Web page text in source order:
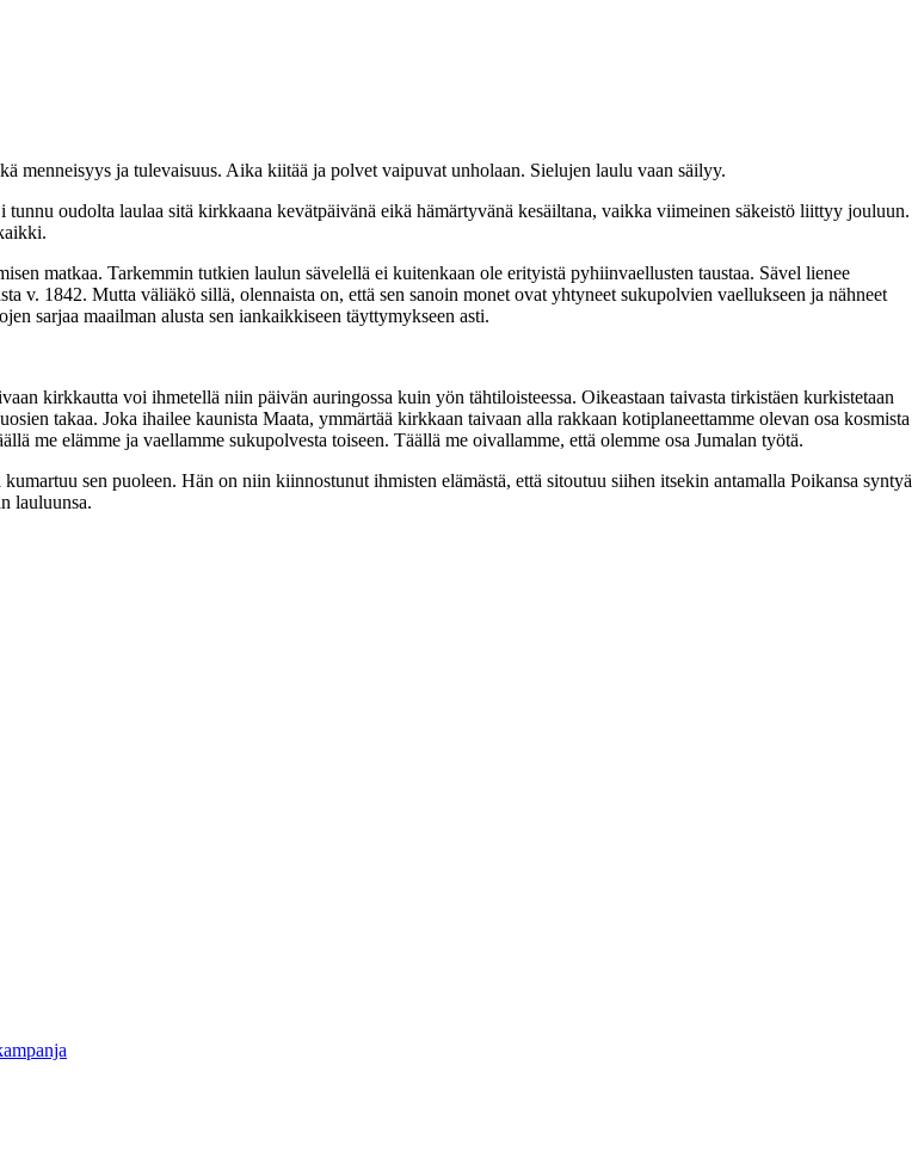
menneisyys ja tulevaisuus. Aika kiitää ja polvet vaipuvat unholaan. Sielujen laulu vaan säilyy.
oudolta laulaa sitä kirkkaana kevätpäivänä eikä hämärtyvänä kesäiltana, vaikka viimeinen säkeistö liittyy jouluun.
matkaa. Tarkemmin tutkien laulun sävelellä ei kuitenkaan ole erityistä pyhiinvaellusten taustaa. Sävel lienee
v. 1842. Mutta väliäkö sillä, olennaista on, että sen sanoin monet ovat yhtyneet sukupolvien vaellukseen ja nähneet
sarjaa maailman alusta sen iankaikkiseen täyttymykseen asti.
kirkkautta voi ihmetellä niin päivän auringossa kuin yön tähtiloisteessa. Oikeastaan taivasta tirkistäen kurkistetaan
takaa. Joka ihailee kaunista Maata, ymmärtää kirkkaan taivaan alla rakkaan kotiplaneettamme olevan osa kosmista
me elämme ja vaellamme sukupolvesta toiseen. Täällä me oivallamme, että olemme osa Jumalan työtä.
sen puoleen. Hän on niin kiinnostunut ihmisten elämästä, että sitoutuu siihen itsekin antamalla Poikansa syntyä
lauluunsa.